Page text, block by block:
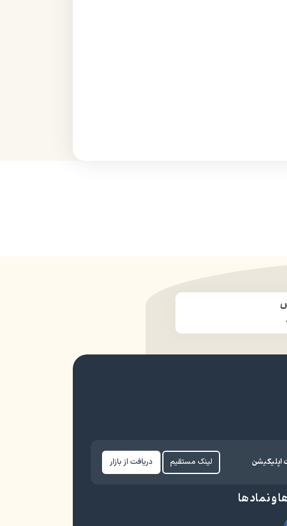
اپلیکیشن لینک مستقیم دریافت از بازار
و نماد ها